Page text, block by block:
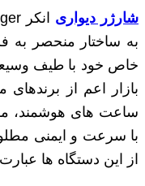
شارژر دیواری
به ساختار منحصر به
خاص خود با طیف
بازار اعم از
ساعت های هوشمند،
با سرعت و ایمنی
از این دستگاه ها عبارت